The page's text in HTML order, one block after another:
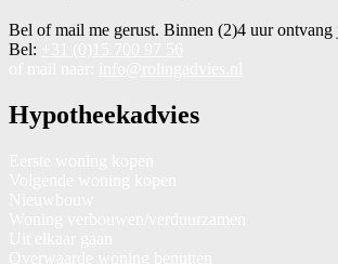
Bel of mail me gerust. Binnen (2)4 uur ontvang
Bel:
Hypotheekadvies